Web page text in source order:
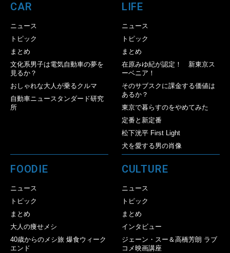
CAR
ニュース
トピック
まとめ
文化系男子は電気自動車の夢を
見るか？
おしゃれな大人が乗るクルマ
自動車ニュースタンダード研究
所
LIFE
ニュース
トピック
まとめ
在原みゆ紀が認定！ 新東京ス
ーベニア！
そのサブスクに課金する価値は
あるか？
東京で暮らすのをやめてみた
定番と新定番
松下洸平 First Light
犬を愛する男の肖像
FOODIE
ニュース
トピック
まとめ
大人の痩せメシ
40歳からのメシ旅 爆食ウィーク
エンド
CULTURE
ニュース
トピック
まとめ
インタビュー
ジェーン・スー＆高橋芳朗 ラブ
コメ映画講座